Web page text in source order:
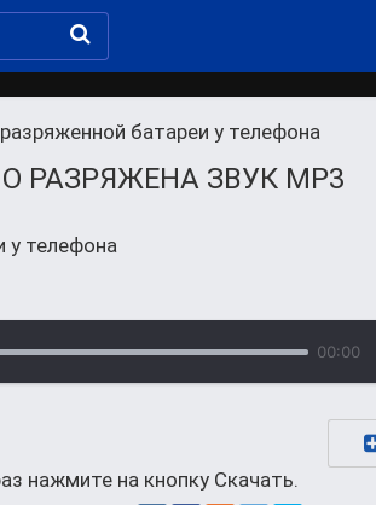
батареи у телефона
РАЗРЯЖЕНА ЗВУК MP3
у телефона
00:00
нажмите на кнопку Скачать.